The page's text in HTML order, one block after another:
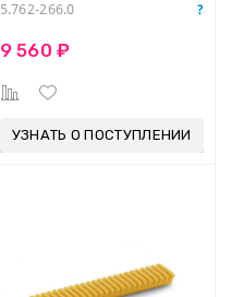
5.762-266.0
9 560 ₽
УЗНАТЬ О ПОСТУПЛЕНИИ